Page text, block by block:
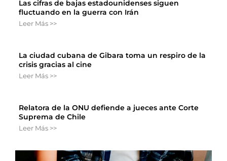
Las cifras de bajas estadounidenses siguen
fluctuando en la guerra con Irán
Leer Más >>
La ciudad cubana de Gibara toma un respiro de la
crisis gracias al cine
Leer Más >>
Relatora de la ONU defiende a jueces ante Corte
Suprema de Chile
Leer Más >>